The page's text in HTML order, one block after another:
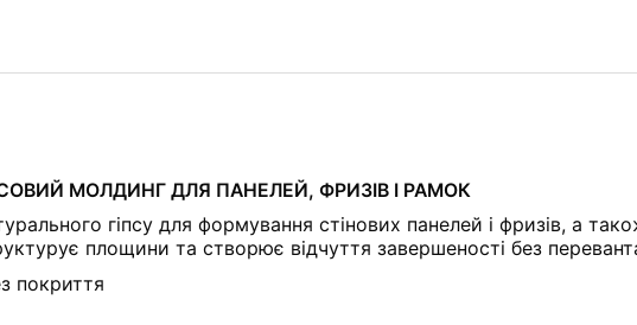
МОЛДИНГ ДЛЯ ПАНЕЛЕЙ, ФРИЗІВ І РАМОК
гіпсу для формування стінових панелей і фризів, а
площини та створює відчуття завершеності без
покриття